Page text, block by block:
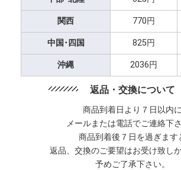
関西 770円
中国･四国 825円
沖縄 2036円
返品・交換について
商品到着日より７日以内に
メールまたは電話でご連絡下さ
商品到着後７日を過ぎます
返品、交換のご要望はお受け致しか
予めご了承下さい。